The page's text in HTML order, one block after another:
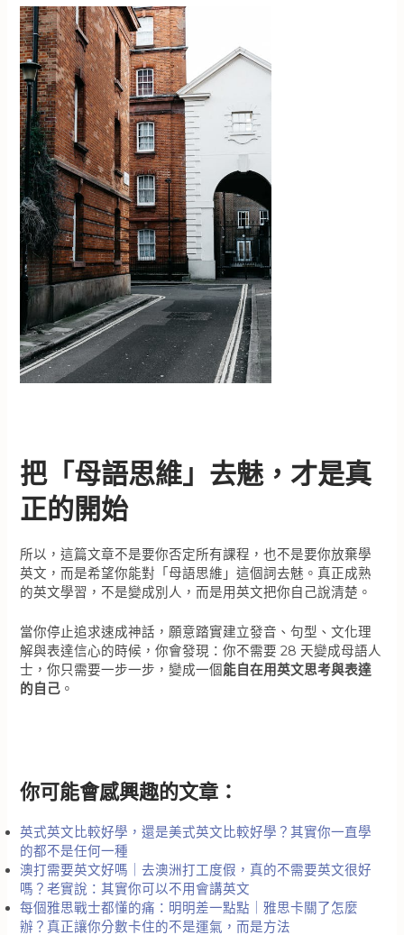
把「母語思維」去魅，才是真
正的開始
所以，這篇文章不是要你否定所有課程，也不是要你放棄學
英文，而是希望你能對「母語思維」這個詞去魅。真正成熟
的英文學習，不是變成別人，而是用英文把你自己說清楚。
當你停止追求速成神話，願意踏實建立發音、句型、文化理
解與表達信心的時候，你會發現：你不需要 28 天變成母語人
士，你只需要一步一步，變成一個能自在用英文思考與表達
的自己 。
你可能會感興趣的文章：
英式英文比較好學，還是美式英文比較好學？其實你一直學
的都不是任何一種
澳打需要英文好嗎｜去澳洲打工度假，真的不需要英文很好
嗎？老實說：其實你可以不用會講英文
每個雅思戰士都懂的痛：明明差一點點｜雅思卡關了怎麼
辦？真正讓你分數卡住的不是運氣，而是方法